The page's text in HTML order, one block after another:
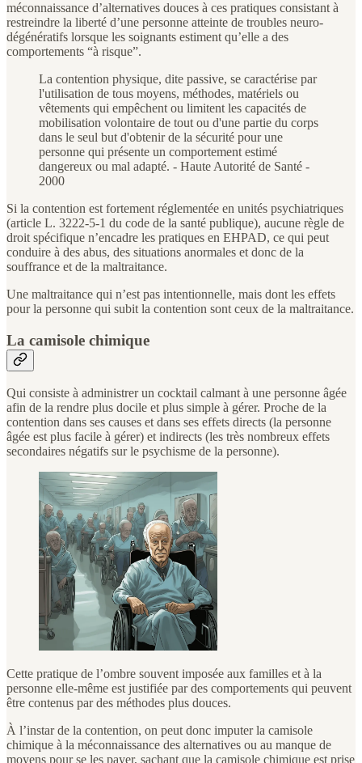
méconnaissance d’alternatives douces à ces pratiques consistant à
restreindre la liberté d’une personne atteinte de troubles neuro-
dégénératifs lorsque les soignants estiment qu’elle a des
comportements “à risque”.
La contention physique, dite passive, se caractérise par
l'utilisation de tous moyens, méthodes, matériels ou
vêtements qui empêchent ou limitent les capacités de
mobilisation volontaire de tout ou d'une partie du corps
dans le seul but d'obtenir de la sécurité pour une
personne qui présente un comportement estimé
dangereux ou mal adapté. - Haute Autorité de Santé -
2000
Si la contention est fortement réglementée en unités psychiatriques
(article L. 3222-5-1 du code de la santé publique), aucune règle de
droit spécifique n’encadre les pratiques en EHPAD, ce qui peut
conduire à des abus, des situations anormales et donc de la
souffrance et de la maltraitance.
Une maltraitance qui n’est pas intentionnelle, mais dont les effets
pour la personne qui subit la contention sont ceux de la maltraitance.
La camisole chimique
Qui consiste à administrer un cocktail calmant à une personne âgée
afin de la rendre plus docile et plus simple à gérer. Proche de la
contention dans ses causes et dans ses effets directs (la personne
âgée est plus facile à gérer) et indirects (les très nombreux effets
secondaires négatifs sur le psychisme de la personne).
Cette pratique de l’ombre souvent imposée aux familles et à la
personne elle-même est justifiée par des comportements qui peuvent
être contenus par des méthodes plus douces.
À l’instar de la contention, on peut donc imputer la camisole
chimique à la méconnaissance des alternatives ou au manque de
moyens pour se les payer, sachant que la camisole chimique est prise